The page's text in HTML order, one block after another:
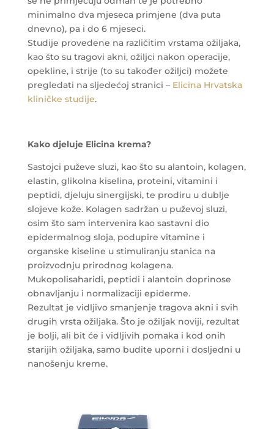
minimalno dva mjeseca primjene (dva puta
dnevno), pa i do 6 mjeseci.
Studije provedene na različitim vrstama ožiljaka,
kao što su tragovi akni, ožiljci nakon operacije,
opekline, i strije (to su također ožiljci) možete
pregledati na sljedećoj stranici – Elicina Hrvatska
kliničke studije.
Kako djeluje Elicina krema?
Sastojci puževe sluzi, kao što su alantoin, kolagen,
elastin, glikolna kiselina, proteini, vitamini i
peptidi, djeluju sinergijski, te prodiru u dublje
slojeve kože. Kolagen sadržan u puževoj sluzi,
osim što sam intervenira kao sastavni dio
epidermalnog sloja, podupire vitamine i
organske kiseline u stimuliranju stanica na
proizvodnju prirodnog kolagena.
Mukopolisaharidi, peptidi i alantoin doprinose
obnavljanju i normalizaciji epiderme.
Rezultat je vidljivo smanjenje tragova akni i svih
drugih vrsta ožiljaka. Što je ožiljak noviji, rezultat
je bolji, ali bit će i vidljivih pomaka i kod onih
starijih ožiljaka, samo budite uporni i dosljedni u
nanošenju kreme.